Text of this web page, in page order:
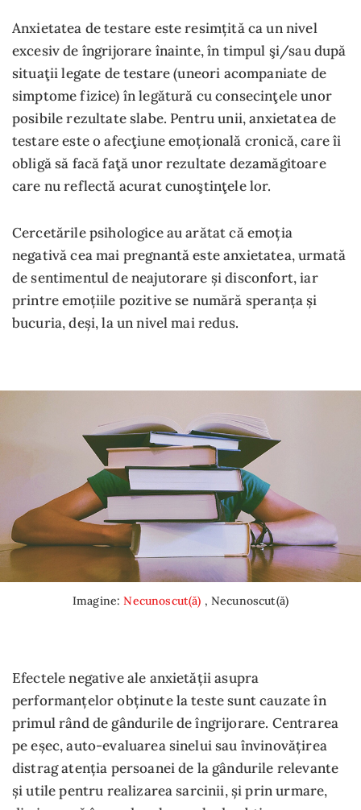
Anxietatea de testare este resimțită ca un nivel
excesiv de îngrijorare înainte, în timpul şi/sau după
situaţii legate de testare (uneori acompaniate de
simptome fizice) în legătură cu consecinţele unor
posibile rezultate slabe. Pentru unii, anxietatea de
testare este o afecţiune emoțională cronică, care îi
obligă să facă faţă unor rezultate dezamăgitoare
care nu reflectă acurat cunoştinţele lor.
Cercetările psihologice au arătat că emoția
negativă cea mai pregnantă este anxietatea, urmată
de sentimentul de neajutorare și disconfort, iar
printre emoțiile pozitive se numără speranța și
bucuria, deși, la un nivel mai redus.
Imagine:Necunoscut(ă) , Necunoscut(ă)
Efectele negative ale anxietății asupra
performanțelor obținute la teste sunt cauzate în
primul rând de gândurile de îngrijorare. Centrarea
pe eșec, auto-evaluarea sinelui sau învinovățirea
distrag atenția persoanei de la gândurile relevante
și utile pentru realizarea sarcinii, și prin urmare,